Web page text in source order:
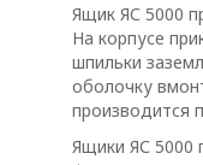
Ящик ЯС 5000
На корпусе
шпильки
оболочку
производится
Ящики ЯС 5000